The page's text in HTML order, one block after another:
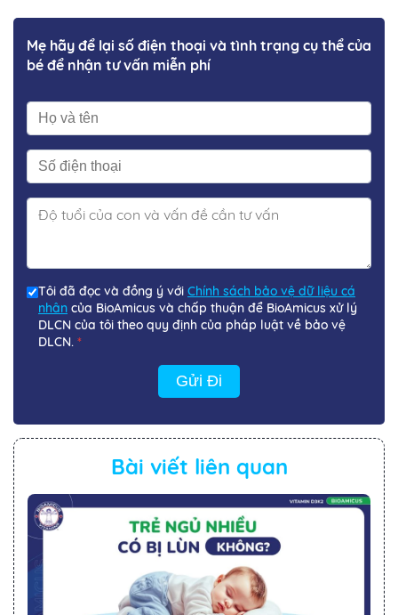
Mẹ hãy để lại số điện thoại và tình trạng cụ thể của
bé để nhận tư vấn miễn phí
Tôi đã đọc và đồng ý với Chính sách bảo vệ dữ liệu cá
nhân của BioAmicus và chấp thuận để BioAmicus xử lý
DLCN của tôi theo quy định của pháp luật về bảo vệ
DLCN. *
Gửi Đi
Bài viết liên quan